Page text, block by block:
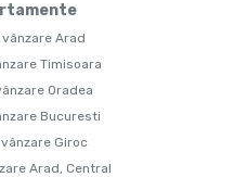
Arad
Timisoara
Oradea
Bucuresti
Giroc
Arad, Central